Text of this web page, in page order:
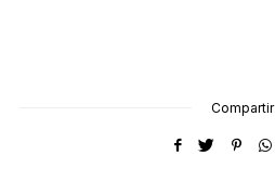
Compartir